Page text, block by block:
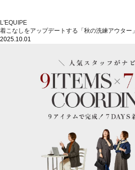
L'EQUIPE
着こなしをアップデートする「秋の洗練アウター」
2025.10.01